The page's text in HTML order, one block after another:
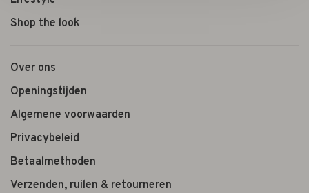
Shop the look
Over ons
Openingstijden
Algemene voorwaarden
Privacybeleid
Betaalmethoden
Verzenden, ruilen & retourneren